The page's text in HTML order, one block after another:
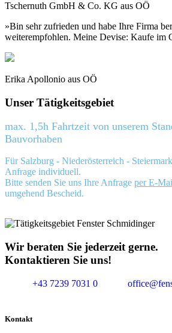
Tschernuth GmbH & Co. KG aus OÖ
»Bin sehr zufrieden und habe Ihre Firma
weiterempfohlen. Meine Devise: Kaufe im
Erika Apollonio aus OÖ
Unser Tätigkeitsgebiet
max. 1,5h Fahrtzeit von unserem
Bauvorhaben
Für Salzburg - Niederösterreich -
Anfrage individuell.
Bitte senden Sie uns Ihre Anfrage per E-
umgehend Bescheid.
Wir beraten Sie jederzeit gerne.
Kontaktieren Sie uns!
+43 7239 7031 0
Kontakt